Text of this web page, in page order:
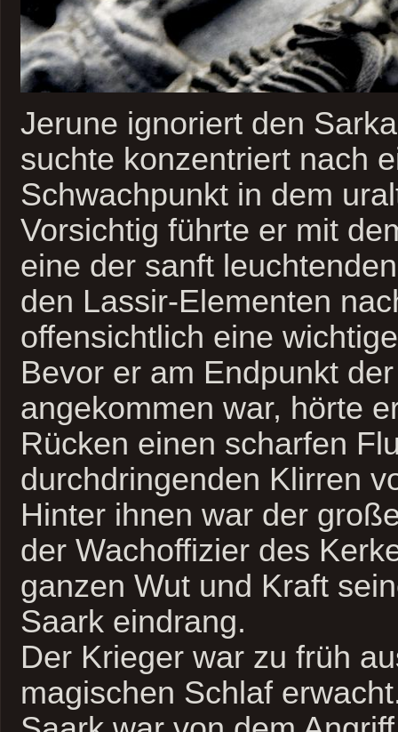
Jerune ignoriert den
suchte konzentriert nach
Schwachpunkt in dem
Vorsichtig führte er mit
eine der sanft
den Lassir-Elementen
offensichtlich eine
Bevor er am Endpunkt
angekommen war, hörte
Rücken einen scharfen
durchdringenden Klirren
Hinter ihnen war der
der Wachoffizier des
ganzen Wut und Kraft
Saark eindrang.
Der Krieger war zu früh
magischen Schlaf